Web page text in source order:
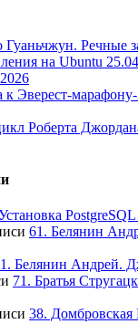
Речные
на Ubuntu 25.04
к Эверест-
Роберта
61. Белянин
Белянин Андрей.
71. Братья
38. Домбровская